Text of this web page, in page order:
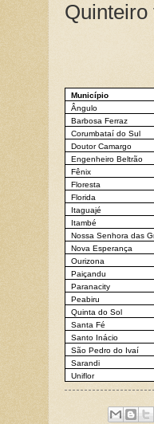
Quinteiro
Município
Ângulo
Barbosa Ferraz
Corumbataí do Sul
Doutor Camargo
Engenheiro Beltrão
Fênix
Floresta
Florida
Itaguajé
Itambé
Nossa Senhora das
Nova Esperança
Ourizona
Paiçandu
Paranacity
Peabiru
Quinta do Sol
Santa Fé
Santo Inácio
São Pedro do Ivaí
Sarandi
Uniflor